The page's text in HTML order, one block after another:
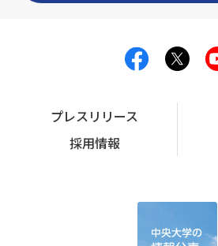
プレスリリース
採用情報